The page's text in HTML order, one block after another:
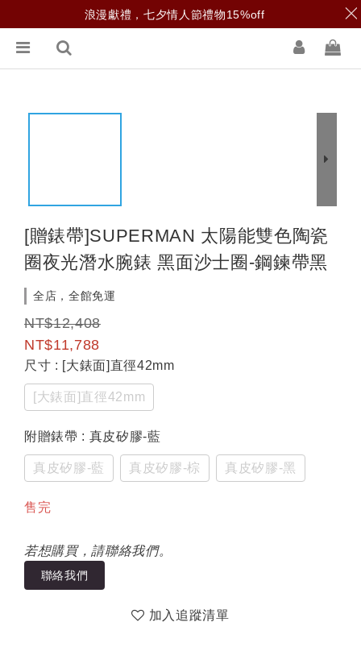
[贈錶帶]SUPERMAN 太陽能雙色陶瓷
圈夜光潛水腕錶 黑面沙士圈-鋼鍊帶黑
全店，全館免運
NT$12,408
NT$11,788
尺寸 : [大錶面]直徑42mm
[大錶面]直徑42mm
附贈錶帶 : 真皮矽膠-藍
真皮矽膠-藍 真皮矽膠-棕 真皮矽膠-黑
售完
若想購買，請聯絡我們。
聯絡我們
加入追蹤清單
浪漫獻禮，七夕情人節禮物15%off